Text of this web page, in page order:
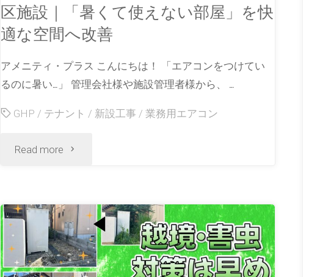
区施設｜「暑くて使えない部屋」を快
適な空間へ改善
アメニティ・プラス こんにちは！ 「エアコンをつけてい
るのに暑い…」 管理会社様や施設管理者様から、 …
GHP / テナント / 新設工事 / 業務用エアコン
Read more